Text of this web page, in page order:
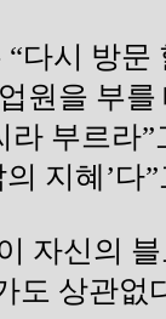
“다시 방
원을 부
부르라
지혜’다
자신의
도 상관없